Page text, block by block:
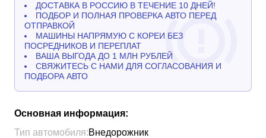
ДОСТАВКА В РОССИЮ В ТЕЧЕНИЕ 10 ДНЕЙ!
ПОДБОР И ПОЛНАЯ ПРОВЕРКА АВТО ПЕРЕД
ОТПРАВКОЙ
МАШИНЫ НАПРЯМУЮ С КОРЕИ БЕЗ
ПОСРЕДНИКОВ И ПЕРЕПЛАТ
ВАША ВЫГОДА ДО 1 МЛН РУБЛЕЙ
СВЯЖИТЕСЬ С НАМИ ДЛЯ СОГЛАСОВАНИЯ И
ПОДБОРА АВТО
Основная информация:
Тип автомобиля:Внедорожник